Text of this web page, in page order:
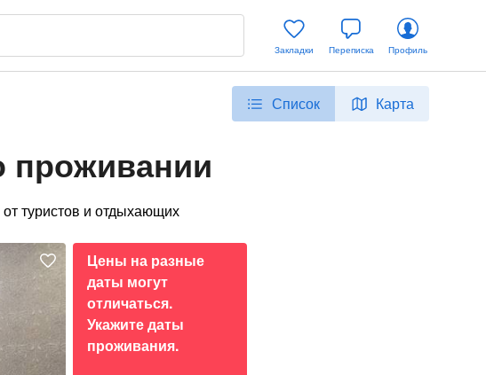
Закладки Переписка Профиль
Список Карта
проживании
туристов и отдыхающих
Цены на разные
даты могут
отличаться.
Укажите даты
проживания.